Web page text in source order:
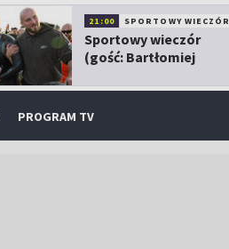
21:00 SPORTOWY WIECZÓR
Sportowy wieczór
(gość: Bartłomiej
PROGRAM TV